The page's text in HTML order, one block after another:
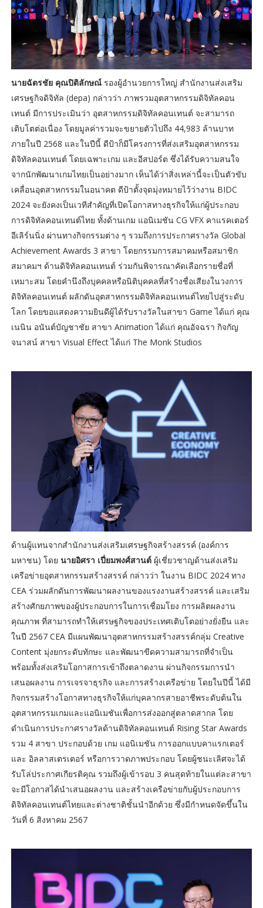
นายฉัตรชัย คุณปิติลักษณ์รองผู้อำนวยการใหญ่ สำนักงานส่งเสริม
เศรษฐกิจดิจิทัล (depa) กล่าวว่า ภาพรวมอุตสาหกรรมดิจิทัลคอน
เทนต์ มีการประเมินว่า อุตสาหกรรมดิจิทัลคอนเทนต์ จะสามารถ
เติบโตต่อเนื่อง โดยมูลค่ารวมจะขยายตัวไปถึง 44,983 ล้านบาท
ภายในปี 2568 และในปีนี้ ดีป้าก็มีโครงการที่ส่งเสริมอุตสาหกรรม
ดิจิทัลคอนเทนต์ โดยเฉพาะเกม และอีสปอร์ต ซึ่งได้รับความสนใจ
จากนักพัฒนาเกมไทยเป็นอย่างมาก เห็นได้ว่าสิ่งเหล่านี้จะเป็นตัวขับ
เคลื่อนอุตสาหกรรมในอนาคต ดีป้าตั้งจุดมุ่งหมายไว้ว่างาน BIDC
2024 จะยังคงเป็นเวทีสำคัญที่เปิดโอกาสทางธุรกิจให้แก่ผู้ประกอบ
การดิจิทัลคอนเทนต์ไทย ทั้งด้านเกม แอนิเมชัน CG VFX คาแรคเตอร์
อีเลิร์นนิ่ง ผ่านทางกิจกรรมต่าง ๆ รวมถึงการประกาศรางวัล Global
Achievement Awards 3 สาขา โดยกรรมการสมาคมหรือสมาชิก
สมาคมฯ ด้านดิจิทัลคอนเทนต์ ร่วมกันพิจารณาคัดเลือกรายชื่อที่
เหมาะสม โดยคำนึงถึงบุคคลหรือนิติบุคคลที่สร้างชื่อเสียงในวงการ
ดิจิทัลคอนเทนต์ ผลักดันอุตสาหกรรมดิจิทัลคอนเทนต์ไทยไปสู่ระดับ
โลก โดยขอแสดงความยินดีผู้ได้รับรางวัลในสาขา Game ได้แก่ คุณ
เนนิน อนันต์บัญชาชัย สาขา Animation ได้แก่ คุณอัจฉรา กิจกัญ
จนาสน์ สาขา Visual Effect ได้แก่ The Monk Studios
ด้านผู้แทนจากสำนักงานส่งเสริมเศรษฐกิจสร้างสรรค์ (องค์การ
มหาชน) โดย นายอิศรา เปี่ยมพงศ์สานต์ผู้เชี่ยวชาญด้านส่งเสริม
เครือข่ายอุตสาหกรรมสร้างสรรค์ กล่าวว่า ในงาน BIDC 2024 ทาง
CEA ร่วมผลักดันการพัฒนาผลงานของแรงงานสร้างสรรค์ และเสริม
สร้างศักยภาพของผู้ประกอบการในการเชื่อมโยง การผลิตผลงาน
คุณภาพ ที่สามารถทำให้เศรษฐกิจของประเทศเติบโตอย่างยั่งยืน และ
ในปี 2567 CEA มีแผนพัฒนาอุตสาหกรรมสร้างสรรค์กลุ่ม Creative
Content มุ่งยกระดับทักษะ และพัฒนาขีดความสามารถที่จำเป็น
พร้อมทั้งส่งเสริมโอกาสการเข้าถึงตลาดงาน ผ่านกิจกรรมการนำ
เสนอผลงาน การเจรจาธุรกิจ และการสร้างเครือข่าย โดยในปีนี้ ได้มี
กิจกรรมสร้างโอกาสทางธุรกิจให้แก่บุคลากรสายอาชีพระดับต้นใน
อุตสาหกรรมเกมและแอนิเมชันเพื่อการส่งออกสู่ตลาดสากล โดย
ดำเนินการประกาศรางวัลด้านดิจิทัลคอนเทนต์ Rising Star Awards
รวม 4 สาขา ประกอบด้วย เกม แอนิเมชัน การออกแบบคาแรกเตอร์
และ อิลลาสเตรเตอร์ หรือการวาดภาพประกอบ โดยผู้ชนะเลิศจะได้
รับโล่ประกาศเกียรติคุณ รวมถึงผู้เข้ารอบ 3 คนสุดท้ายในแต่ละสาขา
จะมีโอกาสได้นำเสนอผลงาน และสร้างเครือข่ายกับผู้ประกอบการ
ดิจิทัลคอนเทนต์ไทยและต่างชาติชั้นนำอีกด้วย ซึ่งมีกำหนดจัดขึ้นใน
วันที่ 6 สิงหาคม 2567